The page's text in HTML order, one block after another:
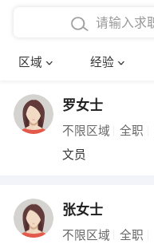
区域 经验
在校学生工作经验
四年以上工作经验
五年以上工作经验
博士
文员
财务会计
网络IT
罗女士
不限区域 全职
文员
张女士
不限区域 全职